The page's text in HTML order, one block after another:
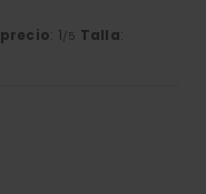
: 1/5 Talla: